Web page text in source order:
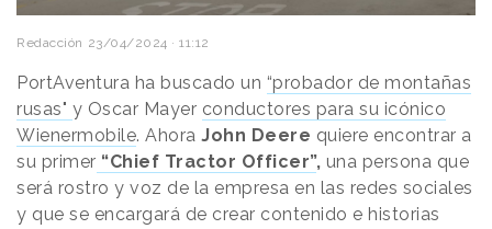
Redacción 23/04/2024 · 11:12
PortAventura ha buscado un “probador de montañas
rusas" y Oscar Mayer conductores para su icónico
Wienermobile. Ahora John Deere quiere encontrar a
su primer “Chief Tractor Officer”, una persona que
será rostro y voz de la empresa en las redes sociales
y que se encargará de crear contenido e historias